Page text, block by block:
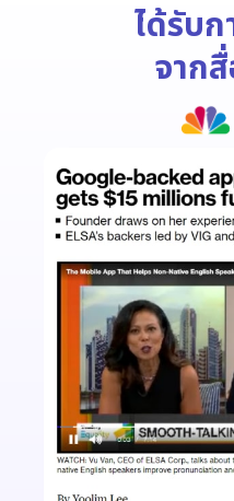
ได้รับ
จาก